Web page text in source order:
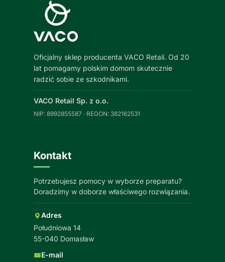
Oficjalny sklep producenta VACO Retail. Od 20
lat pomagamy polskim domom skutecznie
radzić sobie ze szkodnikami.
VACO Retail Sp. z o.o.
NIP: 8992855587 · REGON: 382162531
Kontakt
Potrzebujesz pomocy w wyborze preparatu?
Doradzimy w doborze właściwego rozwiązania.
Adres
Południowa 14
55-040 Domasław
E-mail